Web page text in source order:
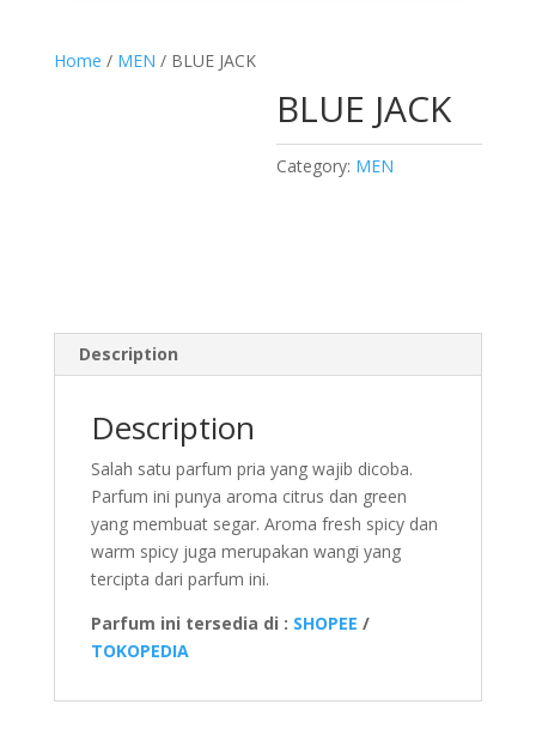
Home / MEN / BLUE JACK
BLUE JACK
Category: MEN
Description
Description
Salah satu parfum pria yang wajib dicoba.
Parfum ini punya aroma citrus dan green
yang membuat segar. Aroma fresh spicy dan
warm spicy juga merupakan wangi yang
tercipta dari parfum ini.
Parfum ini tersedia di : SHOPEE /
TOKOPEDIA